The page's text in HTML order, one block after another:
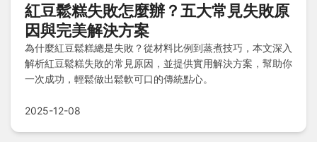
紅豆鬆糕失敗怎麼辦？五大常見失敗原
因與完美解決方案
為什麼紅豆鬆糕總是失敗？從材料比例到蒸煮技巧，本文深入
解析紅豆鬆糕失敗的常見原因，並提供實用解決方案，幫助你
一次成功，輕鬆做出鬆軟可口的傳統點心。
2025-12-08